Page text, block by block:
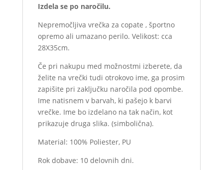
Izdela se po naročilu.
Nepremočljiva vrečka za copate , športno
opremo ali umazano perilo. Velikost: cca
28X35cm.
Če pri nakupu med možnostmi izberete, da
želite na vrečki tudi otrokovo ime, ga prosim
zapišite pri zaključku naročila pod opombe.
Ime natisnem v barvah, ki pašejo k barvi
vrečke. Ime bo izdelano na tak način, kot
prikazuje druga slika. (simbolična).
Material: 100% Poliester, PU
Rok dobave: 10 delovnih dni.